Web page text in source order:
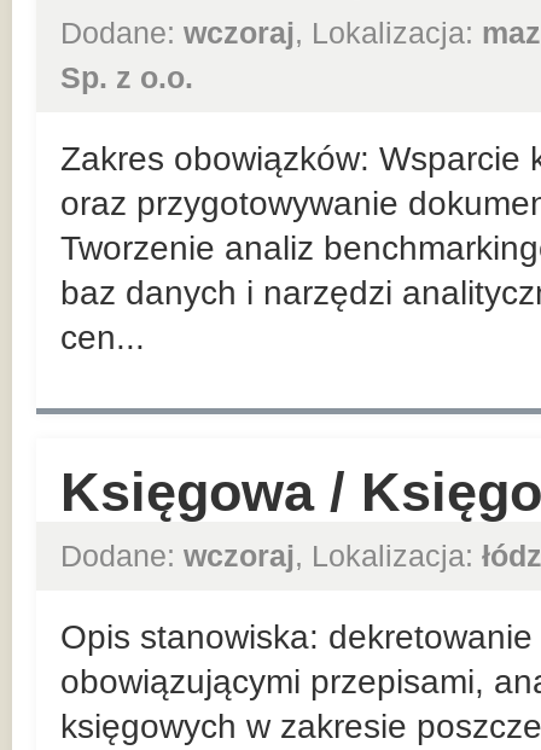
Dodane: wczoraj, Lokalizacja:
Sp. z o.o.
Zakres obowiązków: Wsparcie
oraz przygotowywanie
Tworzenie analiz
baz danych i narzędzi
cen...
Księgowa /
Dodane: wczoraj, Lokalizacja:
Opis stanowiska:
obowiązującymi przepisami,
księgowych w zakresie